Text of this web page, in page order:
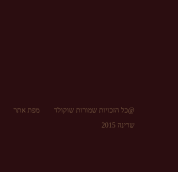
@כל הזכויות שמורות שוקולד
שרינה 2015
מפת אתר